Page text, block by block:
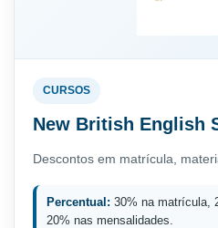
CURSOS
New British English
Descontos em matrícula,
Percentual: 30% na matrícula,
20% nas mensalidades.